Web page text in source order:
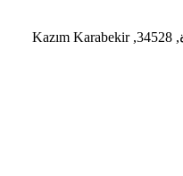
تركيا, منطقة مرمرة, 34528, Kazım Karabekir